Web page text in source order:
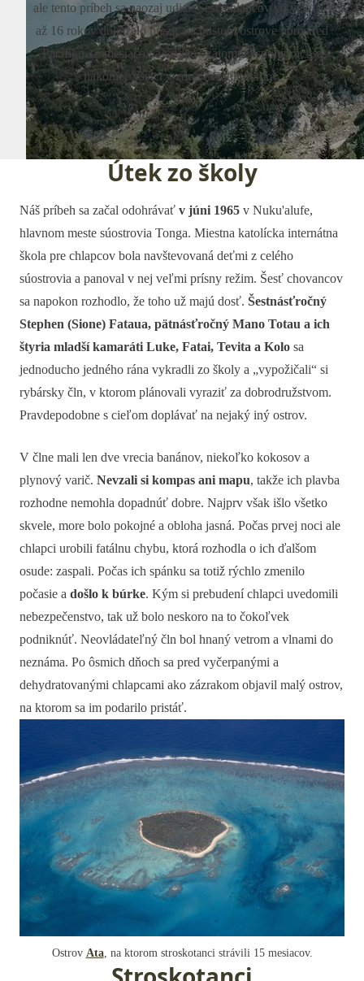
ale tento príbeh sa naozaj udial. Šesť chlapcov vo veku 13
až 16 rokov dokázalo prežiť na pustom ostrove uprostred
Pacifiku 15 mesiacov a vďaka vzájomnej spolupráci sa
nakoniec všetci v zdraví vrátili domov.
Útek zo školy
Náš príbeh sa začal odohrávať v júni 1965 v Nuku'alufe,
hlavnom meste súostrovia Tonga. Miestna katolícka internátna
škola pre chlapcov bola navštevovaná deťmi z celého
súostrovia a panoval v nej veľmi prísny režim. Šesť chovancov
sa napokon rozhodlo, že toho už majú dosť. Šestnásťročný
Stephen (Sione) Fataua, pätnásťročný Mano Totau a ich
štyria mladší kamaráti Luke, Fatai, Tevita a Kolo sa
jednoducho jedného rána vykradli zo školy a „vypožičali“ si
rybársky čln, v ktorom plánovali vyraziť za dobrodružstvom.
Pravdepodobne s cieľom doplávať na nejaký iný ostrov.
V člne mali len dve vrecia banánov, niekoľko kokosov a
plynový varič. Nevzali si kompas ani mapu, takže ich plavba
rozhodne nemohla dopadnúť dobre. Najprv však išlo všetko
skvele, more bolo pokojné a obloha jasná. Počas prvej noci ale
chlapci urobili fatálnu chybu, ktorá rozhodla o ich ďalšom
osude: zaspali. Počas ich spánku sa totiž rýchlo zmenilo
počasie a došlo k búrke. Kým si prebudení chlapci uvedomili
nebezpečenstvo, tak už bolo neskoro na to čokoľvek
podniknúť. Neovládateľný čln bol hnaný vetrom a vlnami do
neznáma. Po ôsmich dňoch sa pred vyčerpanými a
dehydratovanými chlapcami ako zázrakom objavil malý ostrov,
na ktorom sa im podarilo pristáť.
Ostrov Ata, na ktorom stroskotanci strávili 15 mesiacov.